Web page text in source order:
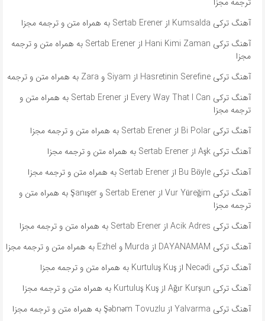
آهنگ ترکی Kumsalda از Sertab Erener به همراه متن و ترجمه مجزا
آهنگ ترکی Hani Kimi Zaman از Sertab Erener به همراه متن و ترجمه
مجزا
آهنگ ترکی Hasretinin Serefine از Siyam و Zara به همراه متن و ترجمه
آهنگ ترکی Every Way That I Can از Sertab Erener به همراه متن و
ترجمه مجزا
آهنگ ترکی Bi Polar از Sertab Erener به همراه متن و ترجمه مجزا
آهنگ ترکی Aşk از Sertab Erener به همراه متن و ترجمه مجزا
آهنگ ترکی Bu Böyle از Sertab Erener به همراه متن و ترجمه مجزا
آهنگ ترکی Vur Yüreğim از Sertab Erener و Şanışer به همراه متن و
ترجمه مجزا
آهنگ ترکی Acik Adres از Sertab Erener به همراه متن و ترجمه مجزا
آهنگ ترکی DAYANAMAM از Murda و Ezhel به همراه متن و ترجمه مجزا
آهنگ ترکی Necədi از Kurtuluş Kuş به همراه متن و ترجمه مجزا
آهنگ ترکی Ağır Kurşun از Kurtuluş Kuş به همراه متن و ترجمه مجزا
آهنگ ترکی Yalvarma از Şəbnəm Tovuzlu به همراه متن و ترجمه مجزا